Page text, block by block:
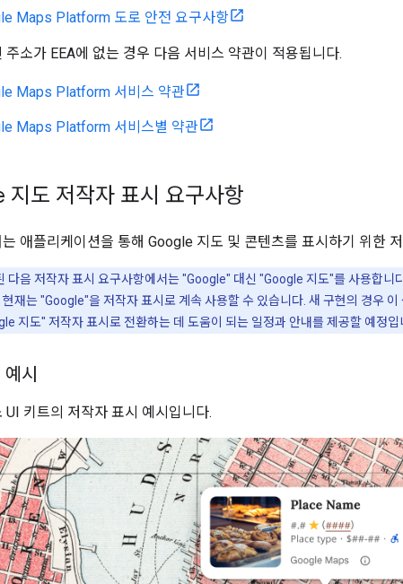
Maps Platform 도로 안전 요구사항
주소가 EEA에 없는 경우 다음 서비스 약관이 적용됩니다.
Maps Platform 서비스 약관
Maps Platform 서비스별 약관
지도 저작자 표시 요구사항
는 애플리케이션을 통해 Google 지도 및 콘텐츠를 표시하기 위한
다음 저작자 표시 요구사항에서는 "Google" 대신 "Google 지도"를 사용합
현재는 "Google"을 저작자 표시로 계속 사용할 수 있습니다. 새 구현의 경우
지도" 저작자 표시로 전환하는 데 도움이 되는 일정과 안내를 제공할 예정입
예시
UI 키트의 저작자 표시 예시입니다.